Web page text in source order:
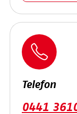
Telefon
0441